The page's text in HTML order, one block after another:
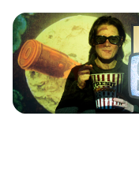
Zum
Inhalt
springen